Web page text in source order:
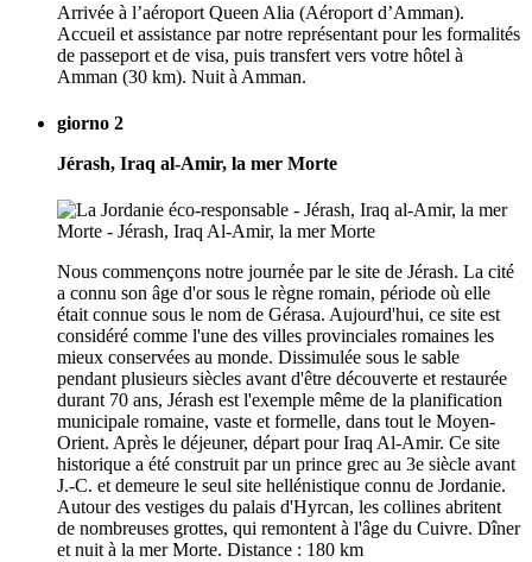
Arrivée à l’aéroport Queen Alia (Aéroport d’Amman).
Accueil et assistance par notre représentant pour les formalités
de passeport et de visa, puis transfert vers votre hôtel à
Amman (30 km). Nuit à Amman.
giorno 2
Jérash, Iraq al-Amir, la mer Morte
Nous commençons notre journée par le site de Jérash. La cité
a connu son âge d'or sous le règne romain, période où elle
était connue sous le nom de Gérasa. Aujourd'hui, ce site est
considéré comme l'une des villes provinciales romaines les
mieux conservées au monde. Dissimulée sous le sable
pendant plusieurs siècles avant d'être découverte et restaurée
durant 70 ans, Jérash est l'exemple même de la planification
municipale romaine, vaste et formelle, dans tout le Moyen-
Orient. Après le déjeuner, départ pour Iraq Al-Amir. Ce site
historique a été construit par un prince grec au 3e siècle avant
J.-C. et demeure le seul site hellénistique connu de Jordanie.
Autour des vestiges du palais d'Hyrcan, les collines abritent
de nombreuses grottes, qui remontent à l'âge du Cuivre. Dîner
et nuit à la mer Morte. Distance : 180 km